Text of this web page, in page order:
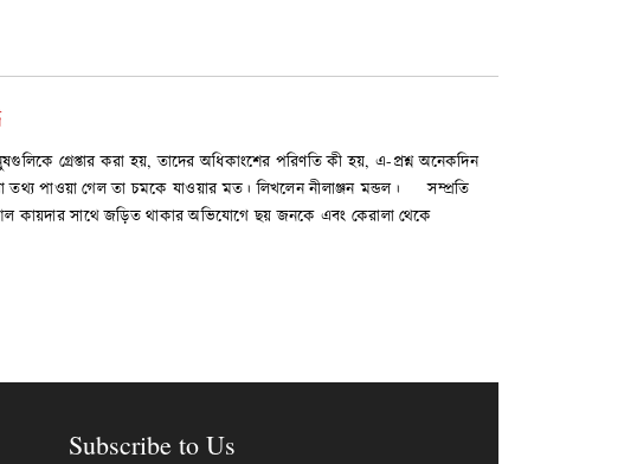
গ্রেপ্তার করা হয়, তাদের অধিকাংশের পরিণতি কী হয়, এ-প্রশ্ন অনেকদিন
পাওয়া গেল তা চমকে যাওয়ার মত। লিখলেন নীলাঞ্জন মন্ডল। সম্প্রতি
কায়দার সাথে জড়িত থাকার অভিযোগে ছয় জনকে এবং কেরালা থেকে
Subscribe to Us